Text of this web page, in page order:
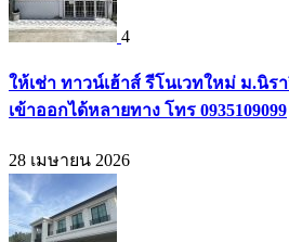
4
ให้เช่า ทาวน์เฮ้าส์ รีโนเวทใหม่ ม.นิร
เข้าออกได้หลายทาง โทร 0935109099
28 เมษายน 2026